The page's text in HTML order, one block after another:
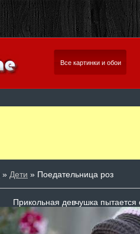
Все картинки и обои
» Дети » Поедательница роз
Прикольная девчушка пытается